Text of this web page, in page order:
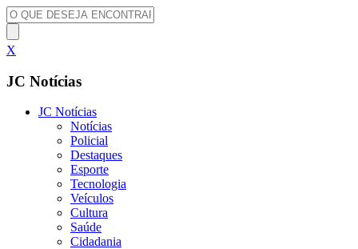
X
JC Notícias
JC Notícias
Notícias
Policial
Destaques
Esporte
Tecnologia
Veículos
Cultura
Saúde
Cidadania